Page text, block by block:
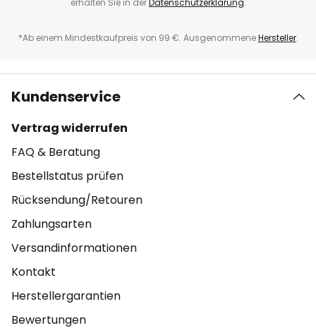
erhalten Sie in derDatenschutzerklärung.
*Ab einem Mindestkaufpreis von 99 €. AusgenommeneHersteller.
Kundenservice
Vertrag widerrufen
FAQ & Beratung
Bestellstatus prüfen
Rücksendung/Retouren
Zahlungsarten
Versandinformationen
Kontakt
Herstellergarantien
Bewertungen